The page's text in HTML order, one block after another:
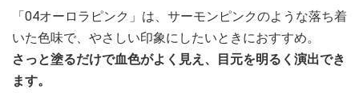
「04オーロラピンク」は、サーモンピンクのような落ち着
いた色味で、やさしい印象にしたいときにおすすめ。
さっと塗るだけで血色がよく見え、目元を明るく演出でき
ます。